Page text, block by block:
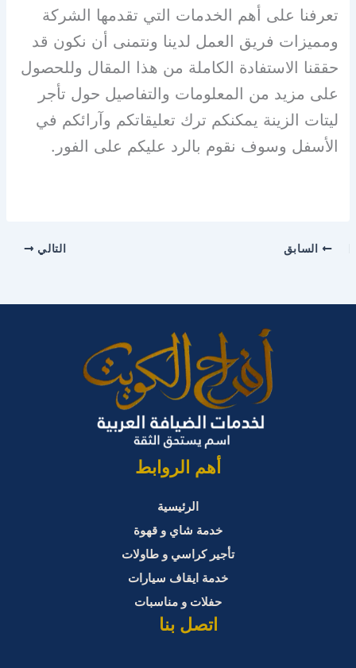
تعرفنا على أهم الخدمات التي تقدمها الشركة
ومميزات فريق العمل لدينا ونتمنى أن نكون قد
حققنا الاستفادة الكاملة من هذا المقال وللحصول
على مزيد من المعلومات والتفاصيل حول تأجر
ليتات الزينة يمكنكم ترك تعليقاتكم وآرائكم في
الأسفل وسوف نقوم بالرد عليكم على الفور.
السابق التالي
أهم الروابط
الرئيسية
خدمة شاي و قهوة
تأجير كراسي و طاولات
خدمة ايقاف سيارات
حفلات و مناسبات
اتصل بنا